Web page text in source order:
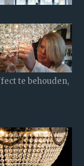
te behouden,